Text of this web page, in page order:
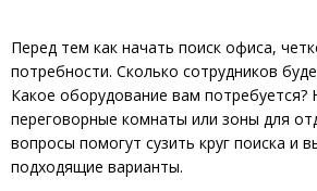
Перед тем как начать поиск офиса,
потребности. Сколько сотрудников
Какое оборудование вам
переговорные комнаты или зоны для
вопросы помогут сузить круг поиска и
подходящие варианты.